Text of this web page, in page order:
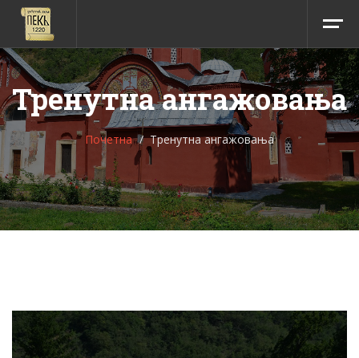
Тренутна ангажовања
Почетна Тренутна ангажовања